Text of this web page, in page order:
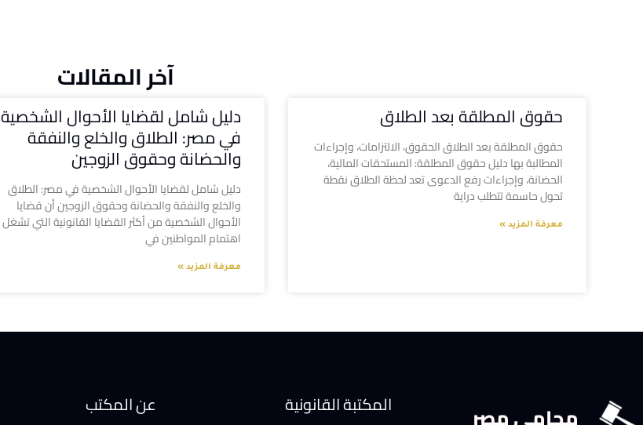
آخر المقالات
حقوق المطلقة بعد الطلاق
حقوق المطلقة بعد الطلاق الحقوق، الالتزامات، وإجراءات
المطالبة بها دليل حقوق المطلقة: المستحقات المالية،
الحضانة، وإجراءات رفع الدعوى تعد لحظة الطلاق نقطة
تحول حاسمة تتطلب دراية
معرفة المزيد »
دليل شامل لقضايا الأحوال الشخصية
في مصر: الطلاق والخلع والنفقة
والحضانة وحقوق الزوجين
دليل شامل لقضايا الأحوال الشخصية في مصر: الطلاق
والخلع والنفقة والحضانة وحقوق الزوجين أن قضايا
الأحوال الشخصية من أكثر القضايا القانونية التي تشغل
اهتمام المواطنين في
معرفة المزيد »
محامي مصر المكتبة القانونية عن المكتب